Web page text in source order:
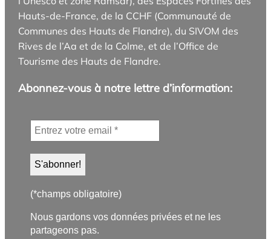
Hauts-de-France, de la CCHF (Communauté de
Communes des Hauts de Flandre), du SIVOM des
Rives de l’Aa et de la Colme, et de l’Office de
Tourisme des Hauts de Flandre.
Abonnez-vous à notre lettre d’information:
(*champs obligatoire)
Nous gardons vos données privées et ne les
partageons pas.